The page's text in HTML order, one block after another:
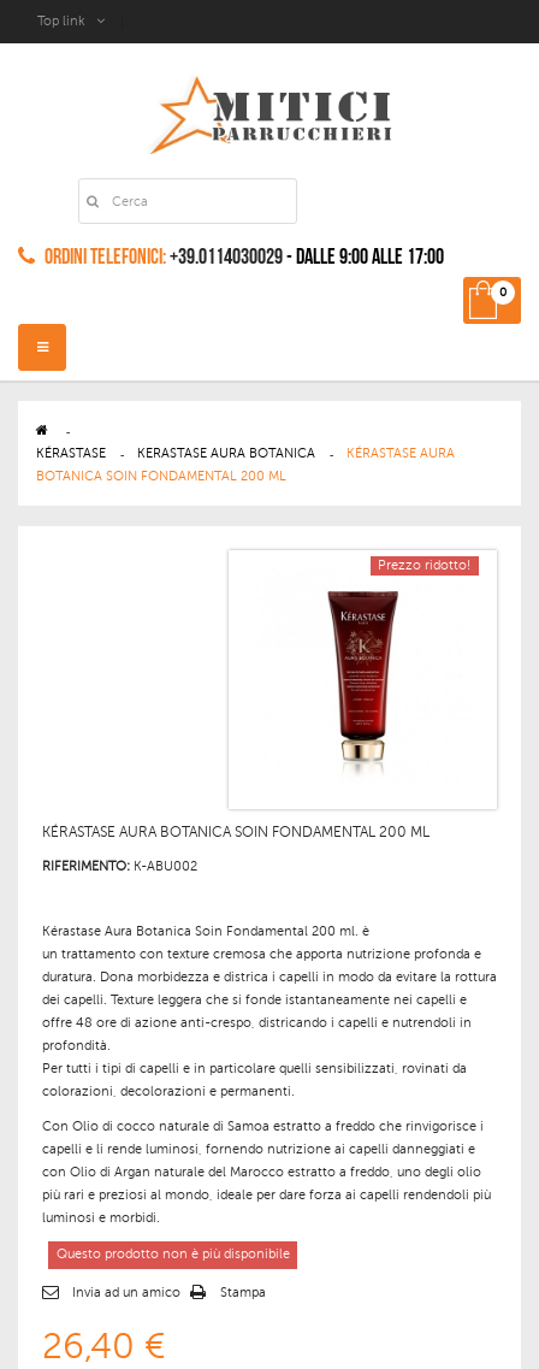
Top link
Ordini Telefonici:+39.0114030029- dalle 9:00 alle 17:00
0
Navigazione
Toggle
>
KÉRASTASE
> KERASTASE AURA BOTANICA >
KÉRASTASE AURA
BOTANICA SOIN FONDAMENTAL 200 ML
Prezzo ridotto!
KÉRASTASE AURA BOTANICA SOIN FONDAMENTAL 200 ML
RIFERIMENTO: K-ABU002
Kérastase Aura Botanica Soin Fondamental 200 ml. è
un trattamento con texture cremosa che apporta nutrizione profonda e
duratura. Dona morbidezza e districa i capelli in modo da evitare la rottura
dei capelli. Texture leggera che si fonde istantaneamente nei capelli e
offre 48 ore di azione anti-crespo, districando i capelli e nutrendoli in
profondità.
Per tutti i tipi di capelli e in particolare quelli sensibilizzati , rovinati da
colorazioni, decolorazioni e permanenti.
Con Olio di cocco naturale di Samoa estratto a freddo che rinvigorisce i
capelli e li rende luminosi, fornendo nutrizione ai capelli danneggiati e
con Olio di Argan naturale del Marocco estratto a freddo , uno degli olio
più rari e preziosi al mondo, ideale per dare forza ai capelli rendendoli più
luminosi e morbidi.
Questo prodotto non è più disponibile
Invia ad un amico Stampa
26,40 €